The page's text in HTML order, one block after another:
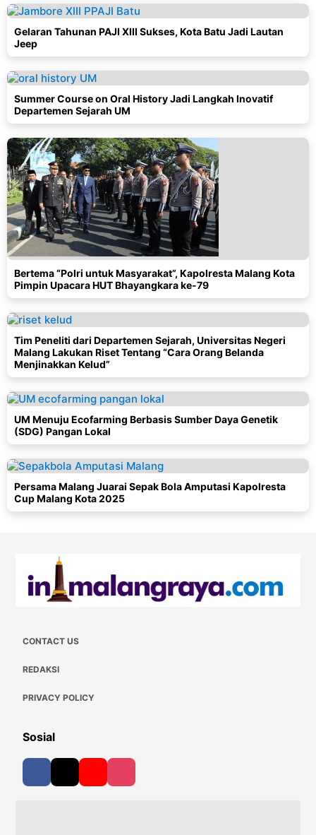
Gelaran Tahunan PAJI XIII Sukses, Kota Batu Jadi Lautan
Jeep
Summer Course on Oral History Jadi Langkah Inovatif
Departemen Sejarah UM
Bertema “Polri untuk Masyarakat”, Kapolresta Malang Kota
Pimpin Upacara HUT Bhayangkara ke-79
Tim Peneliti dari Departemen Sejarah, Universitas Negeri
Malang Lakukan Riset Tentang “Cara Orang Belanda
Menjinakkan Kelud”
UM Menuju Ecofarming Berbasis Sumber Daya Genetik
(SDG) Pangan Lokal
Persama Malang Juarai Sepak Bola Amputasi Kapolresta
Cup Malang Kota 2025
CONTACT US
REDAKSI
PRIVACY POLICY
Sosial